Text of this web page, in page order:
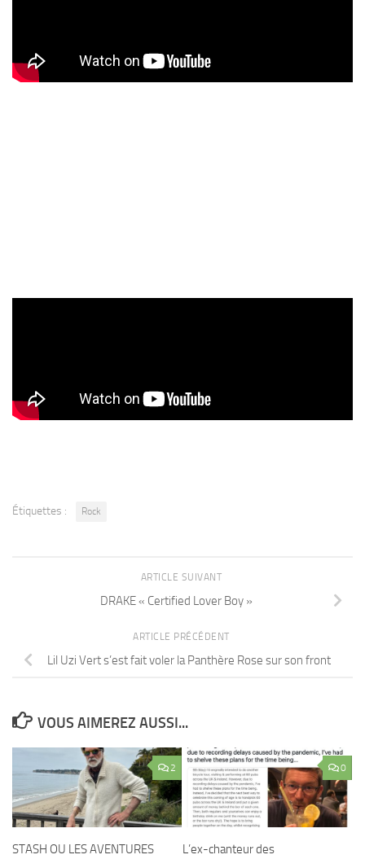
Étiquettes : Rock
ARTICLE SUIVANT
DRAKE « Certified Lover Boy »
ARTICLE PRÉCÉDENT
Lil Uzi Vert s’est fait voler la Panthère Rose sur son front
VOUS AIMEREZ AUSSI...
2
STASH OU LES AVENTURES
0
L’ex-chanteur des